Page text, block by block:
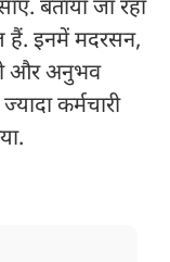
बताया जा रहा
हैं. इनमें मदरसन,
और अनुभव
कर्मचारी